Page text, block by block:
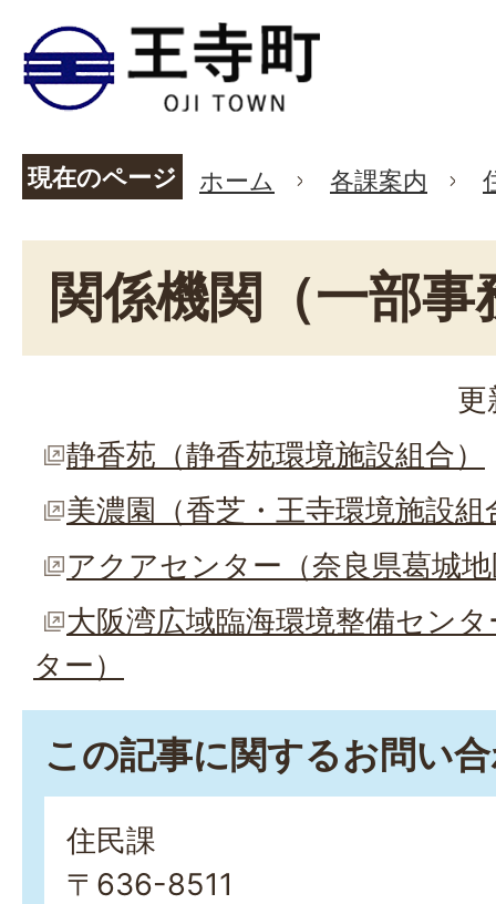
現在のページ ホーム 各課案内
関係機関（一部
更
静香苑（静香苑環境施設組合）
美濃園（香芝・王寺環境施設組
アクアセンター（奈良県葛城
大阪湾広域臨海環境整備セン
ター）
この記事に関するお問い
住民課
〒636-8511